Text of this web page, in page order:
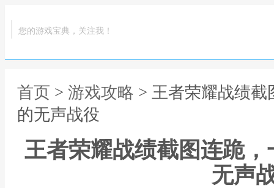
您的游戏宝典，关注我！
首页 > 游戏攻略 > 王者荣耀战绩
的无声战役
王者荣耀战绩截图连跪
无声